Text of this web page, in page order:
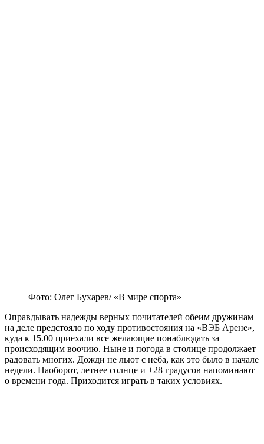
Фото: Олег Бухарев/ «В мире спорта»
Оправдывать надежды верных почитателей обеим дружинам
на деле предстояло по ходу противостояния на «ВЭБ Арене»,
куда к 15.00 приехали все желающие понаблюдать за
происходящим воочию. Ныне и погода в столице продолжает
радовать многих. Дожди не льют с неба, как это было в начале
недели. Наоборот, летнее солнце и +28 градусов напоминают
о времени года. Приходится играть в таких условиях.